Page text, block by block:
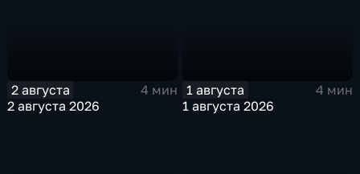
2 августа
4 мин
2 августа 2026
1 августа
4 мин
1 августа 2026